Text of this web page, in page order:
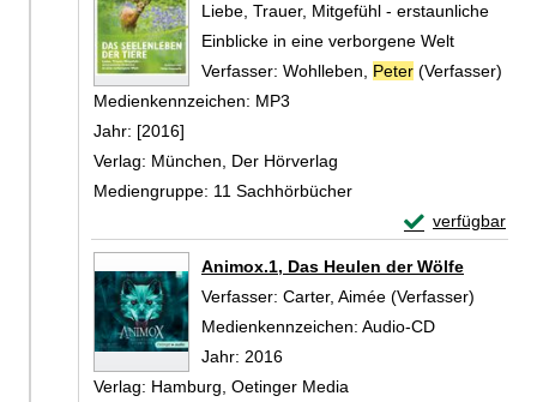
Liebe, Trauer, Mitgefühl - erstaunliche
Einblicke in eine verborgene Welt
Verfasser: Wohlleben, Peter (Verfasser)
Medienkennzeichen: MP3
Jahr: [2016]
Verlag: München, Der Hörverlag
Mediengruppe: 11 Sachhörbücher
verfügbar
Exemplar-
Animox.1, Das Heulen der Wölfe
Verfasser: Carter, Aimée (Verfasser)
Medienkennzeichen: Audio-CD
Jahr: 2016
Verlag: Hamburg, Oetinger Media